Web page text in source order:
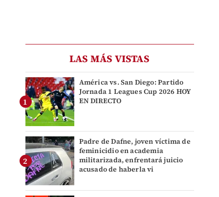
LAS MÁS VISTAS
América vs. San Diego: Partido
Jornada 1 Leagues Cup 2026 HOY
EN DIRECTO
Padre de Dafne, joven víctima de
feminicidio en academia
militarizada, enfrentará juicio
acusado de haberla vi